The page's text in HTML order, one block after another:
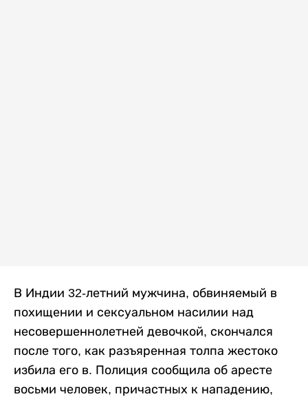
В Индии 32-летний мужчина, обвиняемый в
похищении и сексуальном насилии над
несовершеннолетней девочкой, скончался
после того, как разъяренная толпа жестоко
избила его в. Полиция сообщила об аресте
восьми человек, причастных к нападению,